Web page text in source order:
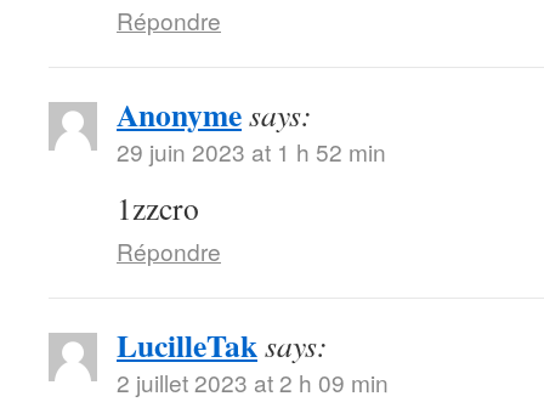
Répondre
Anonymesays:
29 juin 2023 at 1 h 52 min
1zzcro
Répondre
LucilleTaksays:
2 juillet 2023 at 2 h 09 min